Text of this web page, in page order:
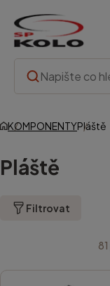
KOMPONENTYPláště
Pláště
Filtrovat
81